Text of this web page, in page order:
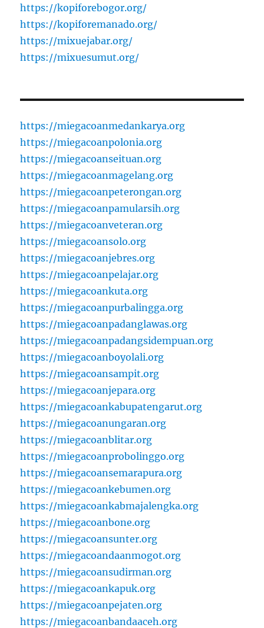
https://kopiforebogor.org/
https://kopiforemanado.org/
https://mixuejabar.org/
https://mixuesumut.org/
https://miegacoanmedankarya.org
https://miegacoanpolonia.org
https://miegacoanseituan.org
https://miegacoanmagelang.org
https://miegacoanpeterongan.org
https://miegacoanpamularsih.org
https://miegacoanveteran.org
https://miegacoansolo.org
https://miegacoanjebres.org
https://miegacoanpelajar.org
https://miegacoankuta.org
https://miegacoanpurbalingga.org
https://miegacoanpadanglawas.org
https://miegacoanpadangsidempuan.org
https://miegacoanboyolali.org
https://miegacoansampit.org
https://miegacoanjepara.org
https://miegacoankabupatengarut.org
https://miegacoanungaran.org
https://miegacoanblitar.org
https://miegacoanprobolinggo.org
https://miegacoansemarapura.org
https://miegacoankebumen.org
https://miegacoankabmajalengka.org
https://miegacoanbone.org
https://miegacoansunter.org
https://miegacoandaanmogot.org
https://miegacoansudirman.org
https://miegacoankapuk.org
https://miegacoanpejaten.org
https://miegacoanbandaaceh.org